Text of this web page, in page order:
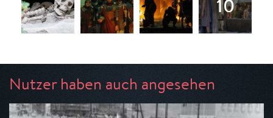
Nutzer haben auch angesehen